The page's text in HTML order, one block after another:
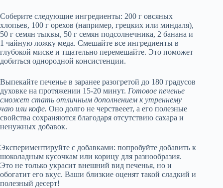
Соберите следующие ингредиенты: 200 г овсяных
хлопьев, 100 г орехов (например, грецких или миндаля),
50 г семян тыквы, 50 г семян подсолнечника, 2 банана и
1 чайную ложку меда. Смешайте все ингредиенты в
глубокой миске и тщательно перемешайте. Это поможет
добиться однородной консистенции.
Выпекайте печенье в заранее разогретой до 180 градусов
духовке на протяжении 15-20 минут. Готовое печенье
сможет стать отличным дополнением к утреннему
чаю или кофе. Оно долго не черствееет, а его полезные
свойства сохраняются благодаря отсутствию сахара и
ненужных добавок.
Экспериментируйте с добавками: попробуйте добавить к
шоколадным кусочкам или корицу для разнообразия.
Это не только украсит внешний вид печенья, но и
обогатит его вкус. Ваши близкие оценят такой сладкий и
полезный десерт!